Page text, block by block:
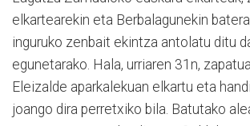
elkartearekin eta Berbalagunekin
inguruko zenbait ekintza antolatu ditu
egunetarako. Hala, urriaren 31n,
Eleizalde aparkalekuan elkartu eta
joango dira perretxiko bila. Batutako